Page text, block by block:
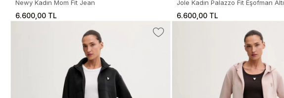
Newy Kadın Mom Fit Jean
6.600,00 TL
Jole Kadın Palazzo Fit Eşofman Altı
6.600,00 TL